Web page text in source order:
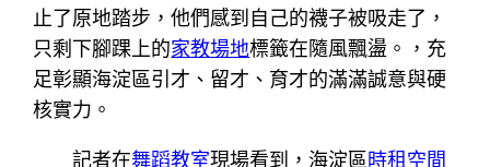
止了原地踏步，他們感到自己的襪子被吸走了，
只剩下腳踝上的家教場地標籤在隨風飄盪。，充
足彰顯海淀區引才、留才、育才的滿滿誠意與硬
核實力。
記者在舞蹈教室現場看到，海淀區時租空間